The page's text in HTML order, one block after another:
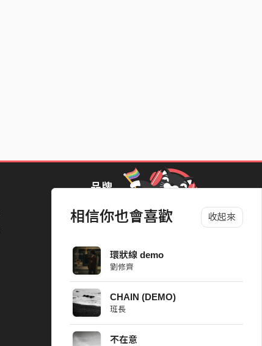
相信你也會喜歡 收起來
環狀線 demo
劉修齊
CHAIN (DEMO)
班長
不在意
品牌
StreetVoice Awards 街聲音樂獎
Blow 吹音樂
Packer 派歌
SimpleLife 簡單生活節
ParkPark Carnival
一起比 YEAH 吧